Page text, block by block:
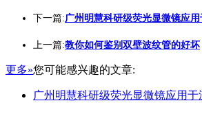
下一篇:广州明慧科研级荧光显微镜应
上一篇:教你如何鉴别双壁波纹管的好坏
更多»您可能感兴趣的文章:
广州明慧科研级荧光显微镜应用于